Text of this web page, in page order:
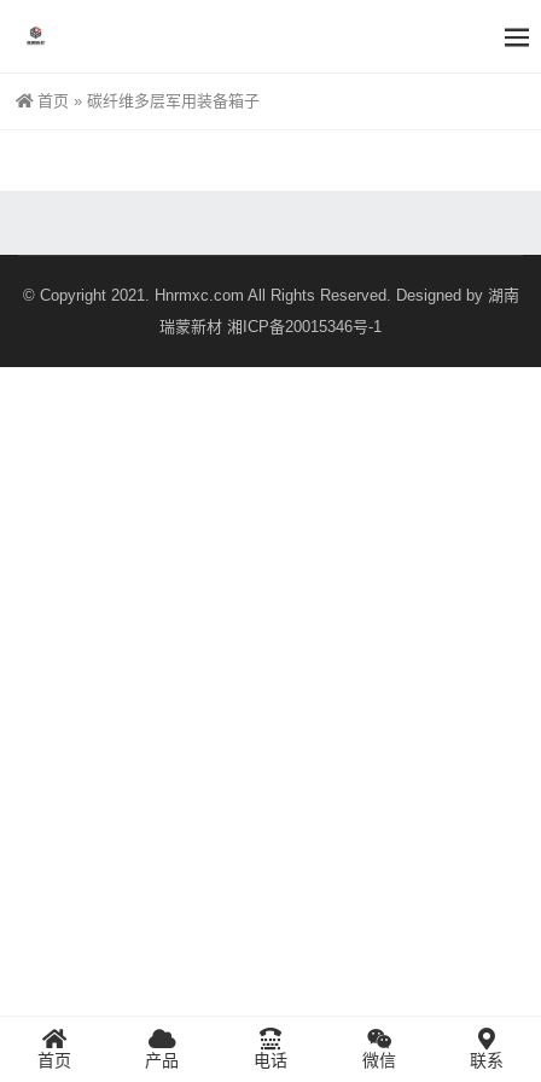
首页 » 碳纤维多层军用装备箱子
© Copyright 2021. Hnrmxc.com All Rights Reserved. Designed by 湖南
瑞蒙新材 湘ICP备20015346号-1
首页 产品 电话 微信 联系